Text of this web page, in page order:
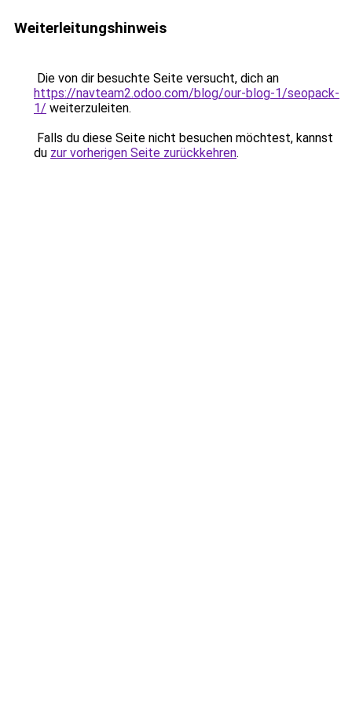
Weiterleitungshinweis
Die von dir besuchte Seite versucht, dich an
https://navteam2.odoo.com/blog/our-blog-1/seopack-
1/ weiterzuleiten.
Falls du diese Seite nicht besuchen möchtest, kannst
du zur vorherigen Seite zurückkehren.